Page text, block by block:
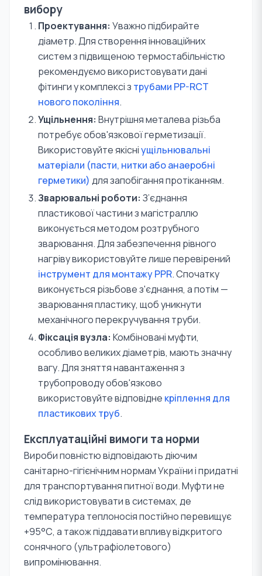
вибору
Проектування: Уважно підбирайте
діаметр. Для створення інноваційних
систем з підвищеною термостабільністю
рекомендуємо використовувати дані
фітинги у комплексі з трубами PP-RCT
нового покоління.
Ущільнення: Внутрішня металева різьба
потребує обов'язкової герметизації.
Використовуйте якісніущільнювальні
матеріали (пасти, нитки або анаеробні
герметики) для запобігання протіканням.
Зварювальні роботи: З’єднання
пластикової частини з магістраллю
виконується методом розтрубного
зварювання. Для забезпечення рівного
нагріву використовуйте лише перевірений
інструмент для монтажу PPR. Спочатку
виконується різьбове з'єднання, а потім —
зварювання пластику, щоб уникнути
механічного перекручування труби.
Фіксація вузла: Комбіновані муфти,
особливо великих діаметрів, мають значну
вагу. Для зняття навантаження з
трубопроводу обов'язково
використовуйте відповідне кріплення для
пластикових труб.
Експлуатаційні вимоги та норми
Вироби повністю відповідають діючим
санітарно-гігієнічним нормам України і придатні
для транспортування питної води. Муфти не
слід використовувати в системах, де
температура теплоносія постійно перевищує
+95°С, а також піддавати впливу відкритого
сонячного (ультрафіолетового)
випромінювання.